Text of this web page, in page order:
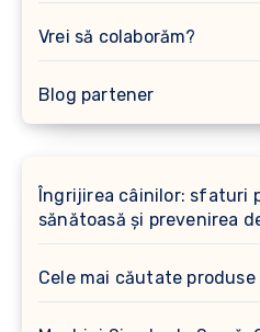
Vrei să colaborăm?
Blog partener
Îngrijirea câinilor: sfaturi
sănătoasă și prevenirea
Cele mai căutate